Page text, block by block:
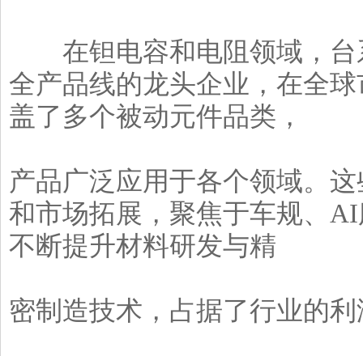
在钽电容和电阻领域，台
全产品线的龙头企业，在全
盖了多个被动元件品类，
产品广泛应用于各个领域。
和市场拓展，聚焦于车规、
不断提升材料研发与精
密制造技术，占据了行业的